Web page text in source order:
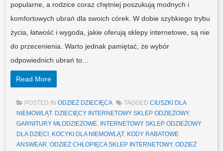
popularne, a rodzice coraz chętniej poszukują modnych i
komfortowych ubrań dla swoich córek. W dobie szybkiego trybu
życia, łatwość i wygoda, jakie oferują sklepy internetowe, są nie
do przecenienia. Warto jednak pamiętać, że wybór
odpowiednich ubrań to…
Read More
POSTED IN ODZIEŻ DZIECIĘCA TAGGED CIUSZKI DLA
NIEMOWLĄT, DZIECIĘCY INTERNETOWY SKLEP ODZIEŻOWY,
GARNITURY MŁODZIEŻOWE,
INTERNETOWY SKLEP ODZIEŻOWY
DLA DZIECI , KOCYKI DLA NIEMOWLĄT, KODY RABATOWE
ANSWEAR, ODZIEŻ CHŁOPIĘCA SKLEP INTERNETOWY, ODZIEŻ